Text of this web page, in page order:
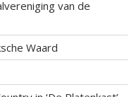
van de
Waard